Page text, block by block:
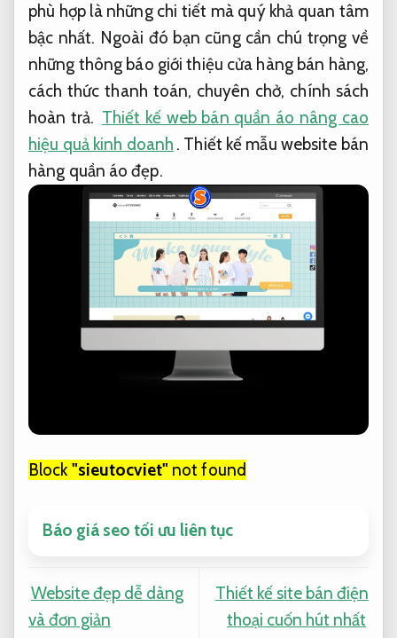
phù hợp là những chi tiết mà quý khả quan tâm
bậc nhất. Ngoài đó bạn cũng cần chú trọng về
những thông báo giới thiệu cửa hàng bán hàng,
cách thức thanh toán, chuyên chở, chính sách
hoàn trả. Thiết kế web bán quần áo nâng cao
hiệu quả kinh doanh . Thiết kế mẫu website bán
hàng quần áo đẹp.
Block "sieutocviet"not found
Báo giá seo tối ưu liên tục
Website đẹp dễ dàng
và đơn giản
Thiết kế site bán điện
thoại cuốn hút nhất